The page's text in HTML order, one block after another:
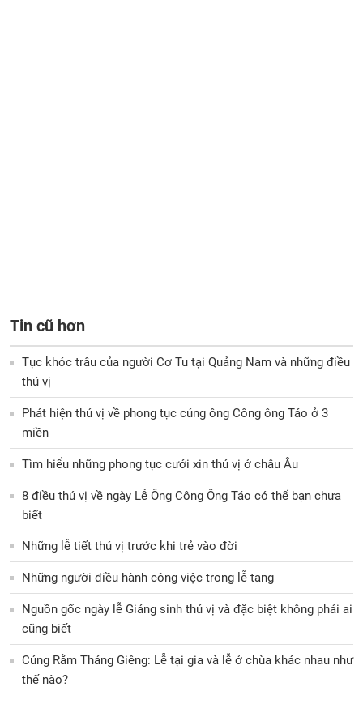
Tin cũ hơn
Tục khóc trâu của người Cơ Tu tại Quảng Nam và những điều
thú vị
Phát hiện thú vị về phong tục cúng ông Công ông Táo ở 3
miền
Tìm hiểu những phong tục cưới xin thú vị ở châu Âu
8 điều thú vị về ngày Lễ Ông Công Ông Táo có thể bạn chưa
biết
Những lễ tiết thú vị trước khi trẻ vào đời
Những người điều hành công việc trong lễ tang
Nguồn gốc ngày lễ Giáng sinh thú vị và đặc biệt không phải ai
cũng biết
Cúng Rằm Tháng Giêng: Lễ tại gia và lễ ở chùa khác nhau như
thế nào?